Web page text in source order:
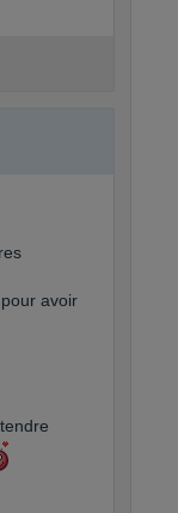
avoir